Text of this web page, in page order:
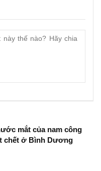
mắt của nam công
chết ở Bình Dương